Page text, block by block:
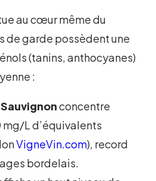
au cœur même du
de garde possèdent une
(tanins, anthocyanes)
:
concentre
mg/L d’équivalents
VigneVin.com), record
bordelais.